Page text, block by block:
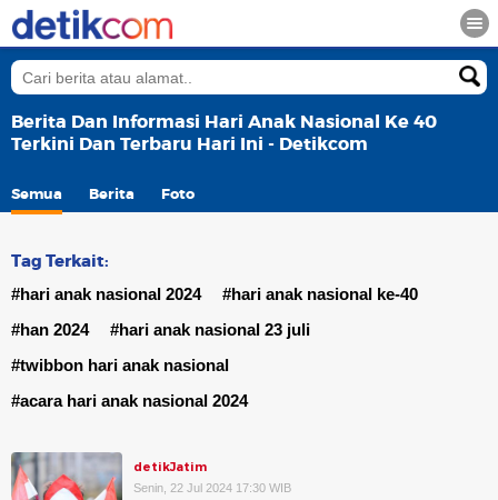
Berita Dan Informasi Hari Anak Nasional Ke 40
Terkini Dan Terbaru Hari Ini - Detikcom
Semua Berita Foto
Tag Terkait:
#hari anak nasional 2024
#hari anak nasional ke-40
#han 2024
#hari anak nasional 23 juli
#twibbon hari anak nasional
#acara hari anak nasional 2024
detikJatim
Senin, 22 Jul 2024 17:30 WIB